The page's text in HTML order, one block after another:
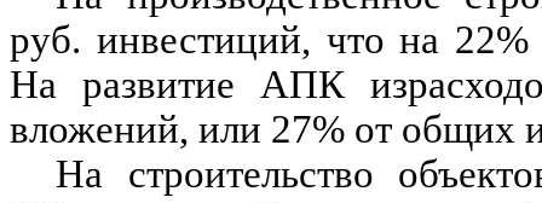
руб. инвестиций, что на
На развитие АПК
вложений, или 27% от общих
На строительство